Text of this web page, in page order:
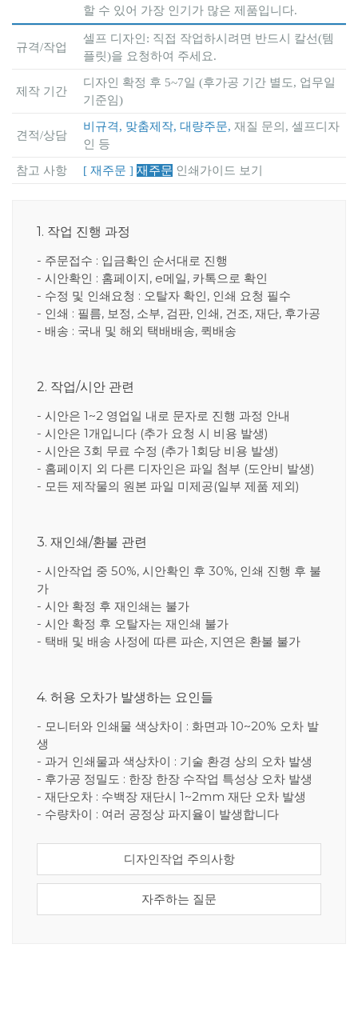
할 수 있어 가장 인기가 많은 제품입니다.
규격/작업
셀프 디자인: 직접 작업하시려면 반드시 칼선(템
플릿)을 요청하여 주세요.
제작 기간
디자인 확정 후 5~7일 (후가공 기간 별도, 업무일
기준임)
견적/상담
비규격, 맞춤제작, 대량주문, 재질 문의, 셀프디자
인 등
참고 사항 [ 재주문 ] 재주문 인쇄가이드 보기
1. 작업 진행 과정
- 주문접수 : 입금확인 순서대로 진행
- 시안확인 : 홈페이지, e메일, 카톡으로 확인
- 수정 및 인쇄요청 : 오탈자 확인, 인쇄 요청 필수
- 인쇄 : 필름, 보정, 소부, 검판, 인쇄, 건조, 재단, 후가공
- 배송 : 국내 및 해외 택배배송, 퀵배송
2. 작업/시안 관련
- 시안은 1~2 영업일 내로 문자로 진행 과정 안내
- 시안은 1개입니다 (추가 요청 시 비용 발생)
- 시안은 3회 무료 수정 (추가 1회당 비용 발생)
- 홈페이지 외 다른 디자인은 파일 첨부 (도안비 발생)
- 모든 제작물의 원본 파일 미제공(일부 제품 제외)
3. 재인쇄/환불 관련
- 시안작업 중 50%, 시안확인 후 30%, 인쇄 진행 후 불
가
- 시안 확정 후 재인쇄는 불가
- 시안 확정 후 오탈자는 재인쇄 불가
- 택배 및 배송 사정에 따른 파손, 지연은 환불 불가
4. 허용 오차가 발생하는 요인들
- 모니터와 인쇄물 색상차이 : 화면과 10~20% 오차 발
생
- 과거 인쇄물과 색상차이 : 기술 환경 상의 오차 발생
- 후가공 정밀도 : 한장 한장 수작업 특성상 오차 발생
- 재단오차 : 수백장 재단시 1~2mm 재단 오차 발생
- 수량차이 : 여러 공정상 파지율이 발생합니다
디자인작업 주의사항
자주하는 질문